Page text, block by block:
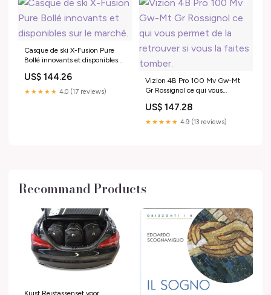
Casque de ski X-Fusion Pure
Bollé innovants et disponibles
US$ 144.26
★★★★★ 4.0 (17 reviews)
Vizion 4B Pro 100 Mv Gw-Mt
Gr Rossignol ce qui vous
faites tomber.
US$ 147.28
★★★★★ 4.9 (13 reviews)
Recommand Products
Kjust Reistassenset voor